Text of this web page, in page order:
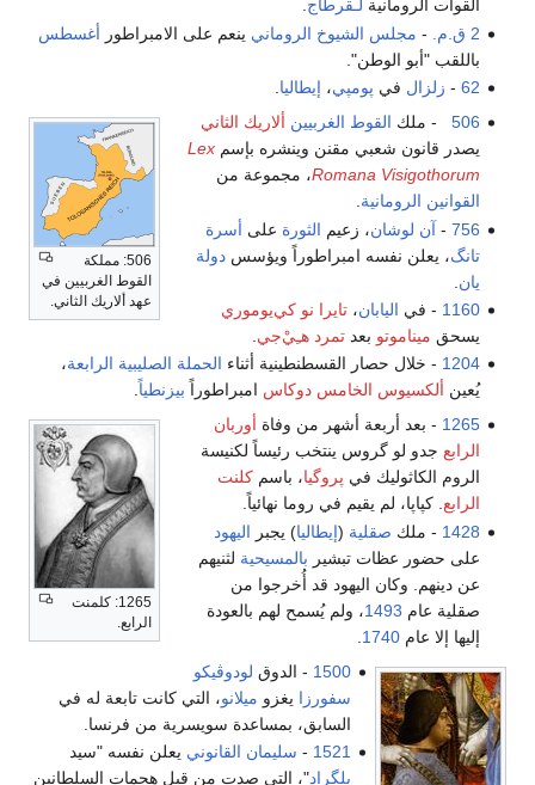
القوات الرومانية لـقرطاج.
2 ق.م.
- مجلس الشيوخ الروماني ينعم على الامبراطور أغسطس
باللقب "أبو الوطن".
62
- زلزال في پومپي، إيطاليا
506: مملكة
القوط الغربيين في
عهد ألاريك الثاني.
506 - ملك القوط الغربيين ألاريك الثاني
يصدر قانون شعبي مقنن وينشره بإسمLex
Romana Visigothorum، مجموعة من
القوانين الرومانية
756
-آن لوشان، زعيم الثورة على أسرة
تانگ، يعلن نفسه امبراطوراً ويؤسسدولة
يان
1160 - في اليابان،تايرا نو كي‌يوموري
يسحق ميناموتو بعدتمرد هـِيْ‌جي
1204 - خلال حصار القسطنطينية أثناء الحملة الصليبية الرابعة،
يُعين ألكسيوس الخامس دوكاس امبراطوراً بيزنطياً.
1265: كلمنت
الرابع.
1265 - بعد أربعة أشهر من وفاة أوربان
الرابع جدو لو گروس ينتخب رئيساً لكنيسة
الروم الكاثوليك في پروگيا، باسمكلنت
الرابع. كپاپا، لم يقيم في روما نهائياً.
1428 - ملك صقلية (إيطاليا) يجبر اليهود
على حضور عظات تبشير بالمسيحية لثنيهم
عن دينهم. وكان اليهود قد أُخرجوا من
صقلية عام 1493، ولم يُسمح لهم بالعودة
إليها إلا عام1740
1500 - الدوق لودوڤيكو
سفورزا يغزو ميلانو، التي كانت تابعة له في
السابق، بمساعدة سويسرية من فرنسا.
1521
- سليمان القانوني يعلن نفسه "سيد
بلگراد"، التي صدت من قبل هجمات السلطانين